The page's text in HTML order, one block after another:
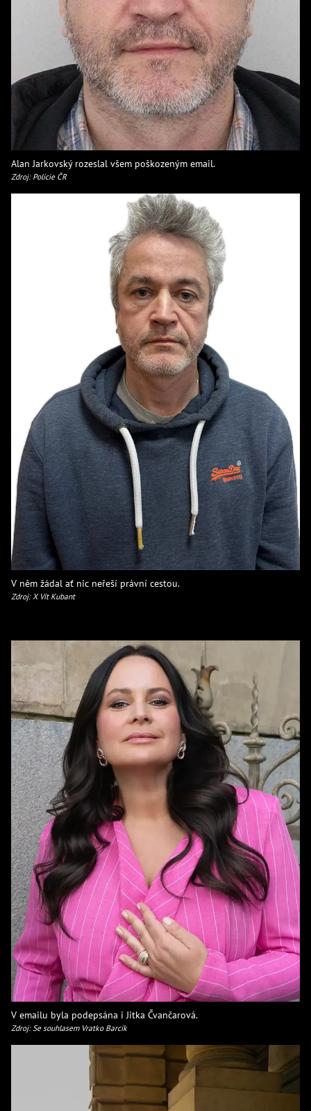
Alan Jarkovský rozeslal všem poškozeným email.
Zdroj: Policie ČR
V něm žádal ať nic neřeší právní cestou.
Zdroj: X Vít Kubant
V emailu byla podepsána i Jitka Čvančarová.
Zdroj: Se souhlasem Vratko Barcík